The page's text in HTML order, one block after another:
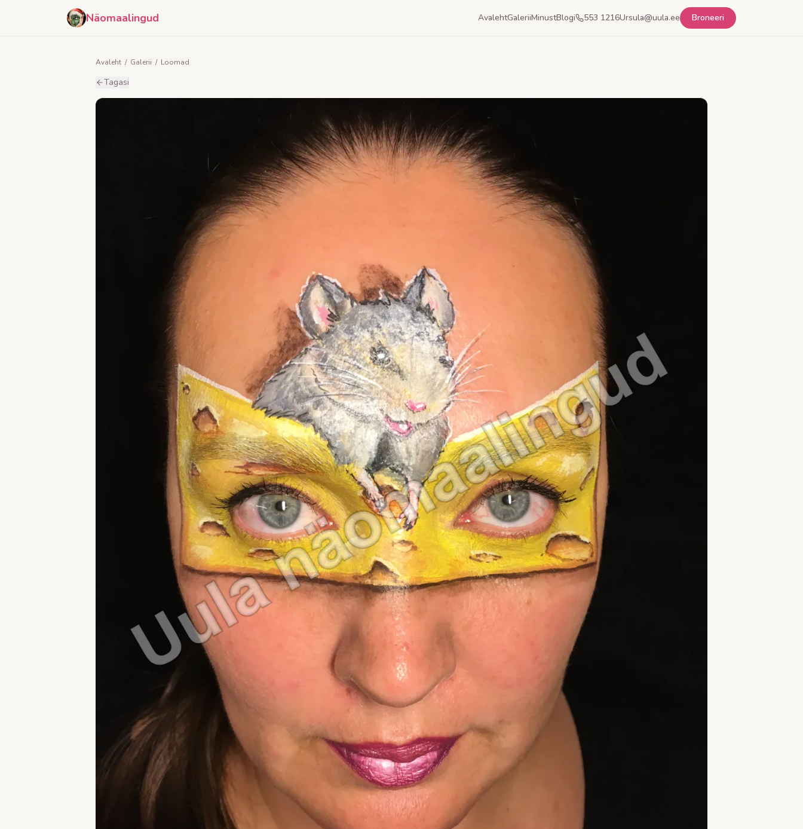
Näomaalingud AvalehtGaleriiMinustBlogi 553 1216Ursula@uula.ee Broneeri
Avaleht / Galerii / Loomad
Tagasi